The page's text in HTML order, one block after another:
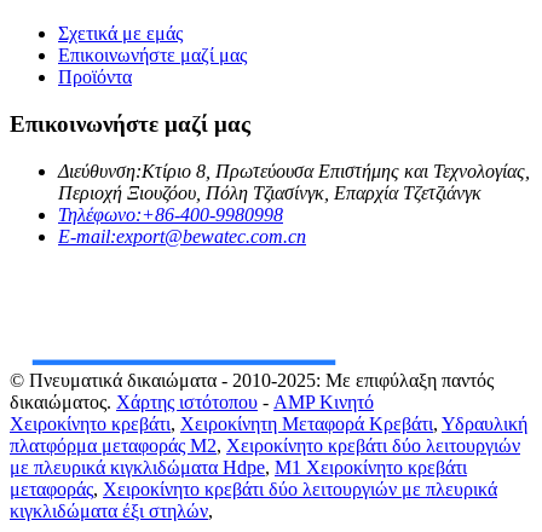
Σχετικά με εμάς
Επικοινωνήστε μαζί μας
Προϊόντα
Επικοινωνήστε μαζί μας
Διεύθυνση:Κτίριο 8, Πρωτεύουσα Επιστήμης και Τεχνολογίας,
Περιοχή Ξιουζόου, Πόλη Τζιασίνγκ, Επαρχία Τζετζιάνγκ
Τηλέφωνο:+86-400-9980998
E-mail:export@bewatec.com.cn
© Πνευματικά δικαιώματα - 2010-2025: Με επιφύλαξη παντός
δικαιώματος. Χάρτης ιστότοπου - AMP Κινητό
Χειροκίνητο κρεβάτι, Χειροκίνητη Μεταφορά Κρεβάτι, Υδραυλική
πλατφόρμα μεταφοράς M2, Χειροκίνητο κρεβάτι δύο λειτουργιών
με πλευρικά κιγκλιδώματα Hdpe, M1 Χειροκίνητο κρεβάτι
μεταφοράς, Χειροκίνητο κρεβάτι δύο λειτουργιών με πλευρικά
κιγκλιδώματα έξι στηλών,